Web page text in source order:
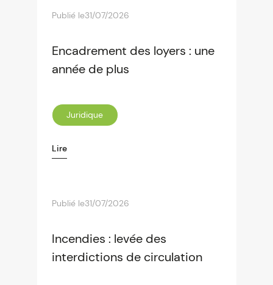
Publié le31/07/2026
Encadrement des loyers : une
année de plus
Juridique
Lire
Publié le31/07/2026
Incendies : levée des
interdictions de circulation